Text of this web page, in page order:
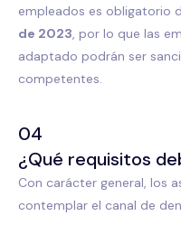
empleados es obligatorio
de 2023, por lo que las
adaptado podrán ser
competentes.
04
¿Qué requisitos
Con carácter general, los
contemplar el canal de